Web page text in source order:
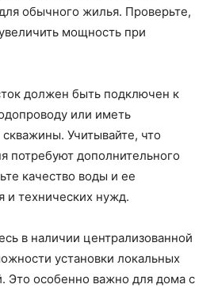
обычного жилья. Проверьте,
мощность при
должен быть подключен к
или иметь
Учитывайте, что
потребуют дополнительного
качество воды и ее
и технических нужд.
в наличии централизованной
установки локальных
Это особенно важно для дома с